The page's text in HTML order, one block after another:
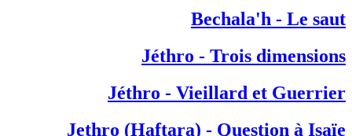
Bechala'h - Le saut
Jéthro - Trois dimensions
Jéthro - Vieillard et Guerrier
Jethro (Haftara) - Question à Isaïe